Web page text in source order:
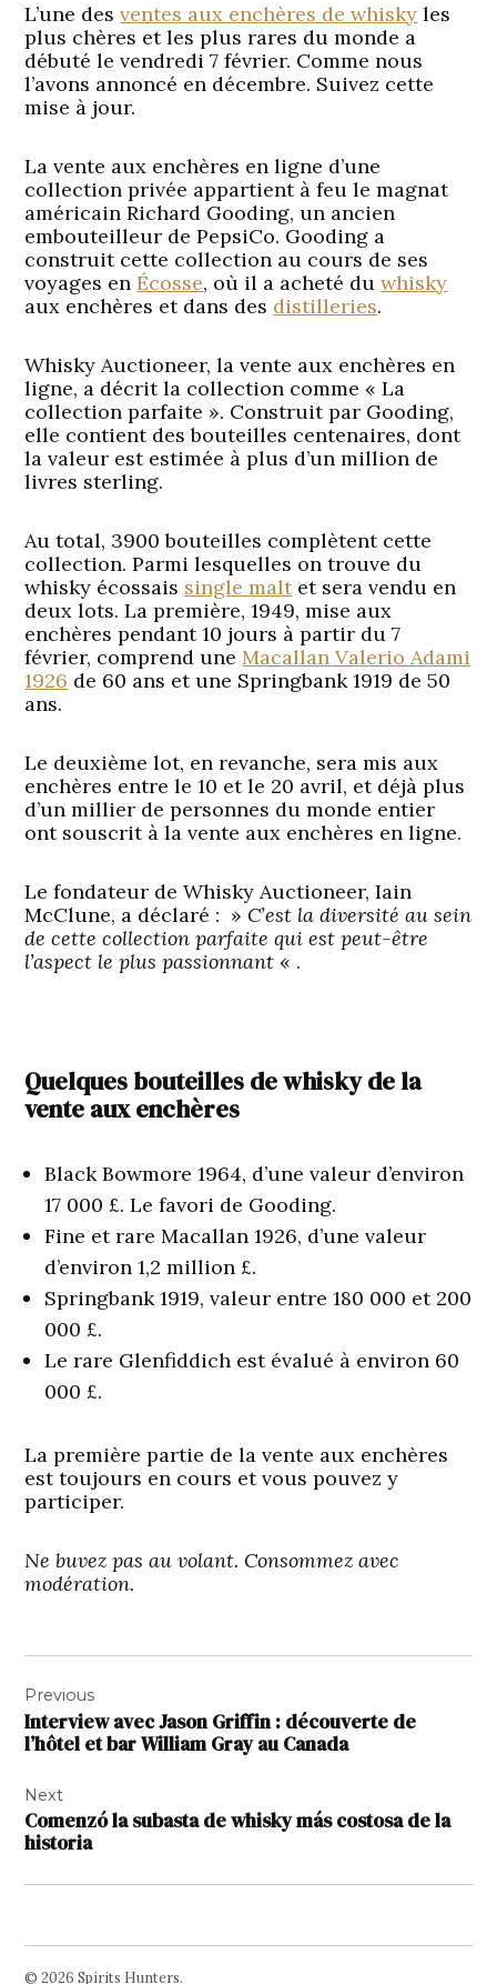
L’une desventes aux enchères de whisky les
plus chères et les plus rares du monde a
débuté le vendredi 7 février. Comme nous
l’avons annoncé en décembre. Suivez cette
mise à jour.
La vente aux enchères en ligne d’une
collection privée appartient à feu le magnat
américain Richard Gooding, un ancien
embouteilleur de PepsiCo. Gooding a
construit cette collection au cours de ses
voyages enÉcosse, où il a acheté duwhisky
aux enchères et dans des distilleries.
Whisky Auctioneer, la vente aux enchères en
ligne, a décrit la collection comme « La
collection parfaite ». Construit par Gooding,
elle contient des bouteilles centenaires, dont
la valeur est estimée à plus d’un million de
livres sterling.
Au total, 3900 bouteilles complètent cette
collection. Parmi lesquelles on trouve du
whisky écossais single maltet sera vendu en
deux lots. La première, 1949, mise aux
enchères pendant 10 jours à partir du 7
février, comprend uneMacallan Valerio Adami
1926 de 60 ans et une Springbank 1919 de 50
ans.
Le deuxième lot, en revanche, sera mis aux
enchères entre le 10 et le 20 avril, et déjà plus
d’un millier de personnes du monde entier
ont souscrit à la vente aux enchères en ligne.
Le fondateur de Whisky Auctioneer, Iain
McClune, a déclaré : » C’est la diversité au sein
de cette collection parfaite qui est peut-être
l’aspect le plus passionnant« .
Quelques bouteilles de whisky de la
vente aux enchères
Black Bowmore 1964, d’une valeur d’environ
17 000 £. Le favori de Gooding.
Fine et rare Macallan 1926, d’une valeur
d’environ 1,2 million £.
Springbank 1919, valeur entre 180 000 et 200
000 £.
Le rare Glenfiddich est évalué à environ 60
000 £.
La première partie de la vente aux enchères
est toujours en cours et vous pouvez y
participer.
Ne buvez pas au volant. Consommez avec
modération.
de
l’article
Previous
Interview avec Jason Griffin : découverte de
l’hôtel et bar William Gray au Canada
Next
Comenzó la subasta de whisky más costosa de la
historia
© 2026 Spirits Hunters.